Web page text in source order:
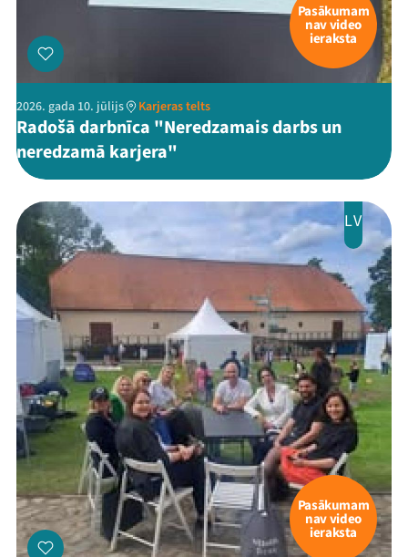
Arhīvs
Viņi bija LAMPĀ 2026
Ziedo
Veikals
Kontakti
ThreadsFacebookYoutube
X Instagram
Flick TikTok
Pasākumam
nav video
ieraksta
2026. gada 10. jūlijs Karjeras telts
Radošā darbnīca "Neredzamais darbs un
neredzamā karjera"
LV
Pasākumam
nav video
ieraksta